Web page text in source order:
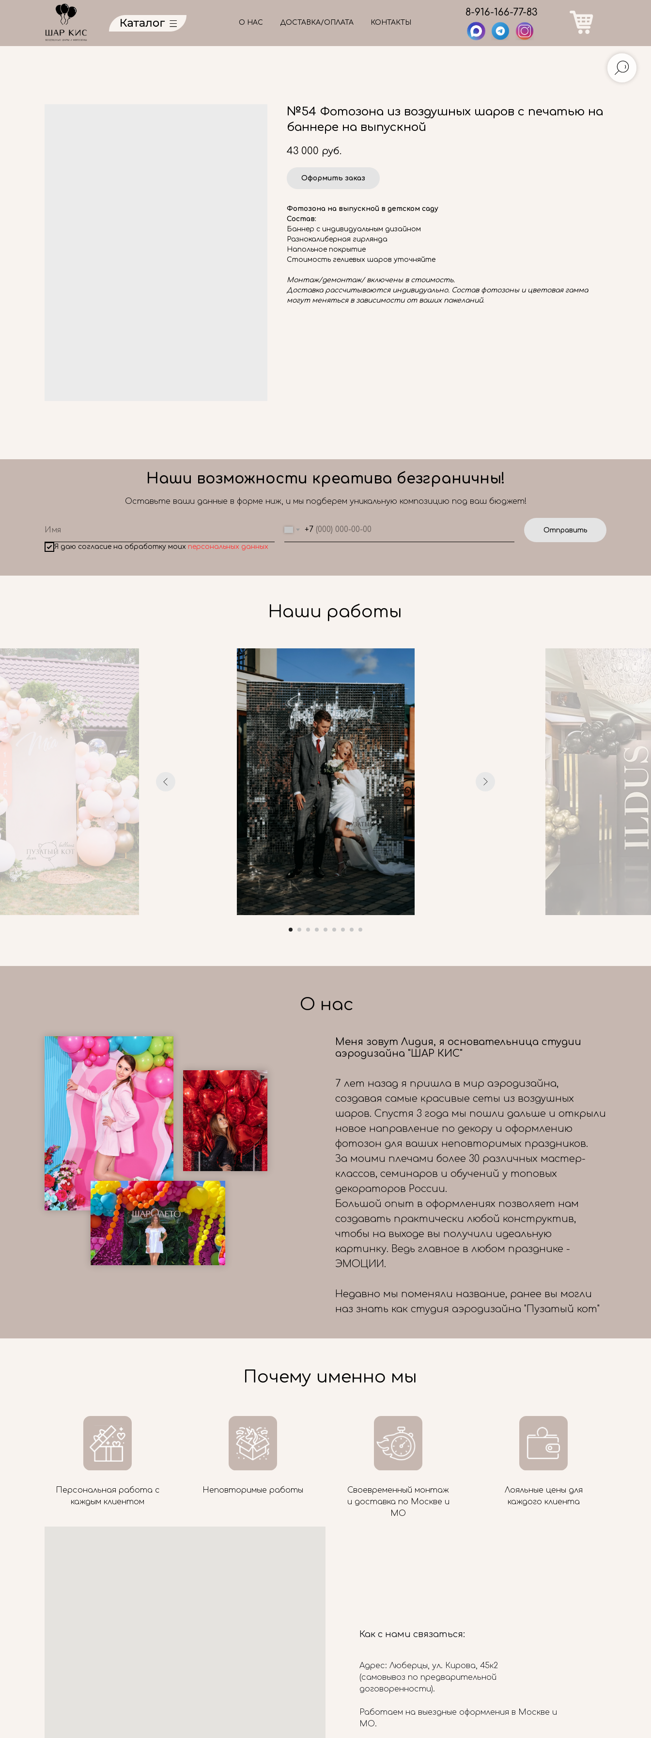
8-916-166-77-83
О НАС ДОСТАВКА/ОПЛАТА КОНТАКТЫ
№54 Фотозона из воздушных шаров с печатью на
баннере на выпускной
43 000 руб.
Оформить заказ
Фотозона на выпускной в детском саду
Состав:
Баннер с индивидуальным дизайном
Разнокалиберная гирлянда
Напольное покрытие
Стоимость гелиевых шаров уточняйте
Монтаж/демонтаж/ включены в стоимость.
Доставка рассчитываются индивидуально. Состав фотозоны и цветовая гамма
могут меняться в зависимости от ваших пожеланий.
+7
Я даю согласие на обработку моих персональных данных
Отправить
Наши возможности креатива безграничны!
Оставьте ваши данные в форме ниж, и мы подберем уникальную композицию под ваш бюджет!
Наши работы
О нас
Меня зовут Лидия, я основательница студии
аэродизайна "ШАР КИС"
7 лет назад я пришла в мир аэродизайна,
создавая самые красивые сеты из воздушных
шаров. Спустя 3 года мы пошли дальше и открыли
новое направление по декору и оформлению
фотозон для ваших неповторимых праздников.
За моими плечами более 30 различных мастер-
классов, семинаров и обучений у топовых
декораторов России.
Большой опыт в оформлениях позволяет нам
создавать практически любой конструктив,
чтобы на выходе вы получили идеальную
картинку. Ведь главное в любом празднике -
ЭМОЦИИ.
Недавно мы поменяли название, ранее вы могли
наз знать как студия аэродизайна "Пузатый кот"
Почему именно мы
Персональная работа с
каждым клиентом
Неповторимые работы
Своевременный монтаж
и доставка по Москве и
МО
Лояльные цены для
каждого клиента
Как с нами связаться:
Адрес: Люберцы, ул. Кирова, 45к2
(самовывоз по предварительной
договоренности).
Работаем на выездные оформления в Москве и
МО.